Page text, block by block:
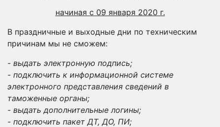
начиная с 09 января 2020 г.
В праздничные и выходные дни по техническим
причинам мы не сможем:
- выдать электронную подпись;
- подключить к информационной системе
электронного представления сведений в
таможенные органы;
- выдать дополнительные логины;
- подключить пакет ДТ, ДО, ПИ;